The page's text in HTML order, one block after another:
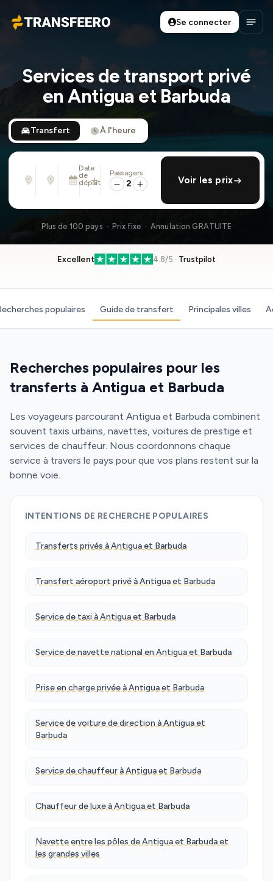
Transfeero
Se connecter
Services de transport privé
en Antigua et Barbuda
Transfert À l'heure
Adresse, aéroport, hôtel, ...
Adresse, aéroport, hôtel, ...
Date
de
départ
Lun. 10 Août · 13:45
ajouter retour
Passagers
2 Voir les prix
Plus de 100 pays · Prix fixe · Annulation GRATUITE
Excellent 4.8/5 · Trustpilot
populaires Guide de transfert Principales villes
Recherches populaires pour les
transferts à Antigua et Barbuda
Les voyageurs parcourant Antigua et Barbuda combinent
souvent taxis urbains, navettes, voitures de prestige et
services de chauffeur. Nous coordonnons chaque
service à travers le pays pour que vos plans restent sur la
bonne voie.
INTENTIONS DE RECHERCHE POPULAIRES
Transferts privés à Antigua et Barbuda
Transfert aéroport privé à Antigua et Barbuda
Service de taxi à Antigua et Barbuda
Service de navette national en Antigua et Barbuda
Prise en charge privée à Antigua et Barbuda
Service de voiture de direction à Antigua et
Barbuda
Service de chauffeur à Antigua et Barbuda
Chauffeur de luxe à Antigua et Barbuda
Navette entre les pôles de Antigua et Barbuda et
les grandes villes